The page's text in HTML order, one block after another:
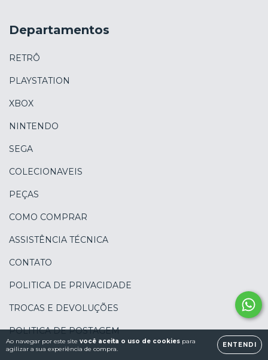
Ao navegar por este site você aceita o uso de cookies para
agilizar a sua experiência de compra.
ENTENDI
Departamentos
RETRÔ
PLAYSTATION
XBOX
NINTENDO
SEGA
COLECIONAVEIS
PEÇAS
COMO COMPRAR
ASSISTÊNCIA TÉCNICA
CONTATO
POLITICA DE PRIVACIDADE
TROCAS E DEVOLUÇÕES
POLITICA DE POSTAGEM